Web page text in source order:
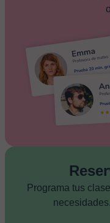
Programa tus